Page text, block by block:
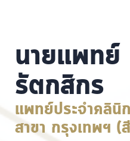
นายแพท
รัตกสิกร
แพทย์ประจำคลิ
สาขา กรุงเทพฯ